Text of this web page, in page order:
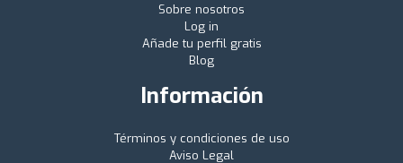
Sobre nosotros
Log in
Añade tu perfil gratis
Blog
Información
Términos y condiciones de uso
Aviso Legal